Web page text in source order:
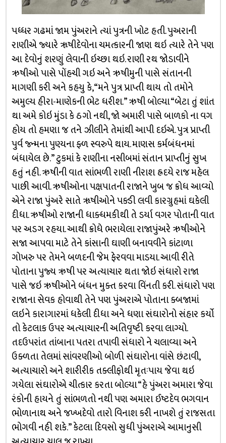
પધ્ધર ગઢમાં જામ પુંઅરાને ત્યાં પુત્રની ખોટ હતી. પુઅરાની
રાણીએ જ્યારે ૠષીદેવોના ચમત્કારની જાણ થઇ ત્યારે તેને પણ
આ દેવોનું શરણું લેવાની ઇચ્છા થઇ. રાણી રથ જોડાવીને
ઋષીઓ પાસે પોંહચી ગઇ અને ઋષીમુની પાસે સંતાનની
માગણી કરી અને કહયુ કે, “મને પુત્ર પ્રાપ્તી થાય તો તમોને
અમુલ્ય હીરા-માણેકની ભેટ ધરીશ.” ઋષી બોલ્યા “બેટા તું શાંત
થા અમે કોઇ મુંડા કે ઠગો નથી, જો અમારી પાસે બાળકો ના વગ
હોય તો હમણા જ તને ઝીલીને તેમાંથી આપી દઇએ. પુત્ર પ્રાપ્તી
પુર્વ જ્ન્મના પુણ્યના ફ્ળ સ્વરુપે થાય. માણસ કર્મબંધનમાં
બંધાયેલ છે.” ટુકમાં કે રાણીના નસીબમાં સંતાન પ્રાપ્તીનું સુખ
હતું નહી. ઋષીની વાત સાંભળી રાણી નીરાશ હ્રદયે રાજ મહેલ
પાછી આવી. ઋષીઓના પક્ષપાતની રાજાને ખુબ જ ક્રોધ આવ્યો
એને રાજા પુંઅરે સાતે ૠષીઓને પક્ડી લવી કારગ્રુહમાં ઘકેલી
દીધા. ઋષીઓ રાજાની ધાક્ધમકીથી તે ડર્યા વગર પોતાની વાત
પર અડગ રહયા. આથી ક્રોધે ભરાયેલા રાજાપુંઅરે ઋષીઓને
સજા આપવા માટે તેને કાંસાની ઘાણી બનાવવીને કાંટાળા
ગોખરુ પર તેમને બળદની જેમ ફેરવવા માડયા. આવી રીતે
પોતાના પુજ્ય ઋષી પર અત્યાચાર થતા જોઇ સંધારો રાજા
પાસે જઇ ઋષીઓને બંધન મુક્ત કરવા વિંનતી કરી. સંધારો પણ
રાજાના સેવક હોવાથી તેને પણ પુંઅરાએ પોતાના ક્બજામાં
લઇને કારાગારમાં ધકેલી દીધા અને ધણા સંઘારોનો સંહાર કર્યો
તો કેટલાક ઉપર અત્યાચારની અતિવૃષ્ટી કરવા લાગ્યો.
તદઉપરાંત તાંબાના પતરા તપાવી સંધારો ને ચલાવ્યા અને
ઉક્ળતા તેલમાં સાંવરણીઓ બોળી સંઘારોના વાંસે છંટાવી,
અત્યાચારો અને શારીરીક તક્લીફોથી મૃતઃપાય જેવા થઇ
ગયેલા સંઘારોએ ચીત્કાર કરતા બોલ્યા “હે પુંઅરા અમારા જેવા
રંકોની હાયને તું સાંભળતો નથી પણ અમારા ઈષ્ટદેવ ભગવાન
ભોળાનાથ અને જખ્ખદેવો તારો વિનાશ કરી નાખશે તું રાજસતા
ભોગવી નહી શકે.” કેટલા દિવસો સુધી પુંઅરાએ આમાનુસી